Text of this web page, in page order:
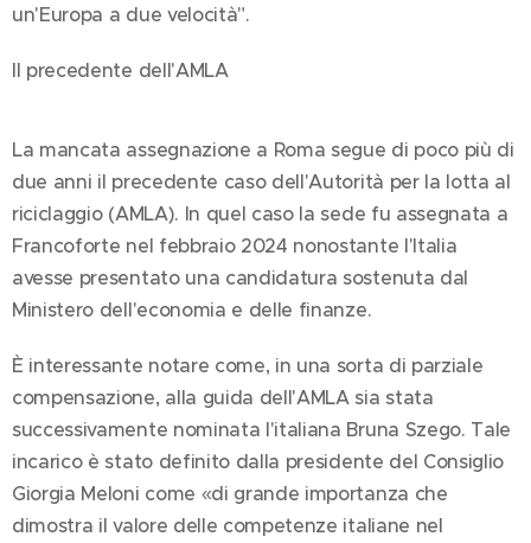
un'Europa a due velocità".
Il precedente dell'AMLA
La mancata assegnazione a Roma segue di poco più di
due anni il precedente caso dell'Autorità per la lotta al
riciclaggio (AMLA). In quel caso la sede fu assegnata a
Francoforte nel febbraio 2024 nonostante l'Italia
avesse presentato una candidatura sostenuta dal
Ministero dell'economia e delle finanze.
È interessante notare come, in una sorta di parziale
compensazione, alla guida dell'AMLA sia stata
successivamente nominata l'italiana Bruna Szego. Tale
incarico è stato definito dalla presidente del Consiglio
Giorgia Meloni come «di grande importanza che
dimostra il valore delle competenze italiane nel